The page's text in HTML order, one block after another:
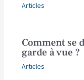
Articles
Comment se
garde à vue ?
Articles